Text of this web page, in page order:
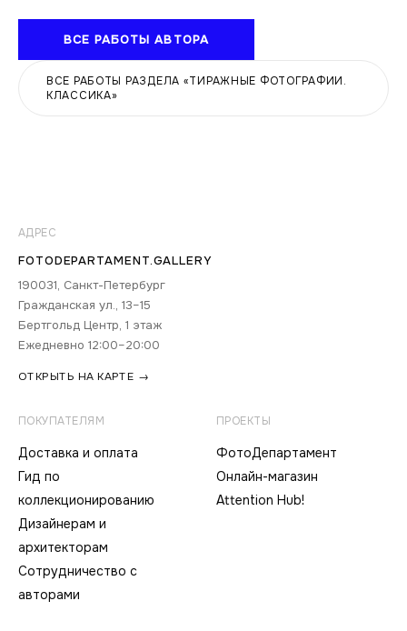
ВСЕ РАБОТЫ АВТОРА
ВСЕ РАБОТЫ РАЗДЕЛА «ТИРАЖНЫЕ ФОТОГРАФИИ.
КЛАССИКА»
АДРЕС
FOTODEPARTAMENT.GALLERY
190031, Санкт-Петербург
Гражданская ул., 13–15
Бертгольд Центр, 1 этаж
Ежедневно 12:00–20:00
ОТКРЫТЬ НА КАРТЕ →
ПОКУПАТЕЛЯМ
Доставка и оплата
Гид по
коллекционированию
Дизайнерам и
архитекторам
Сотрудничество с
авторами
ПРОЕКТЫ
ФотоДепартамент
Онлайн-магазин
Attention Hub!